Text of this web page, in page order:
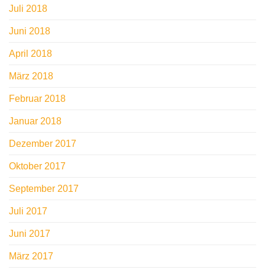
Juli 2018
Juni 2018
April 2018
März 2018
Februar 2018
Januar 2018
Dezember 2017
Oktober 2017
September 2017
Juli 2017
Juni 2017
März 2017